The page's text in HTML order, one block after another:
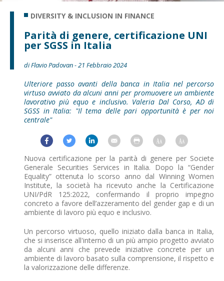
DIVERSITY & INCLUSION IN FINANCE
Parità di genere, certificazione UNI
per SGSS in Italia
di Flavio Padovan - 21 Febbraio 2024
Ulteriore passo avanti della banca in Italia nel percorso
virtuso avviato da alcuni anni per promuovere un ambiente
lavorativo più equo e inclusivo. Valeria Dal Corso, AD di
SGSS in Italia: "Il tema delle pari opportunità è per noi
centrale"
Nuova certificazione per la parità di genere per Societe
Generale Securities Services in Italia. Dopo la “Gender
Equality” ottenuta lo scorso anno dal Winning Women
Institute, la società ha ricevuto anche la Certificazione
UNI/PdR 125:2022, confermando il proprio impegno
concreto a favore dell’azzeramento del gender gap e di un
ambiente di lavoro più equo e inclusivo.
Un percorso virtuoso, quello iniziato dalla banca in Italia,
che si inserisce all'interno di un più ampio progetto avviato
da alcuni anni che prevede iniziative concrete per un
ambiente di lavoro basato sulla comprensione, il rispetto e
la valorizzazione delle differenze.